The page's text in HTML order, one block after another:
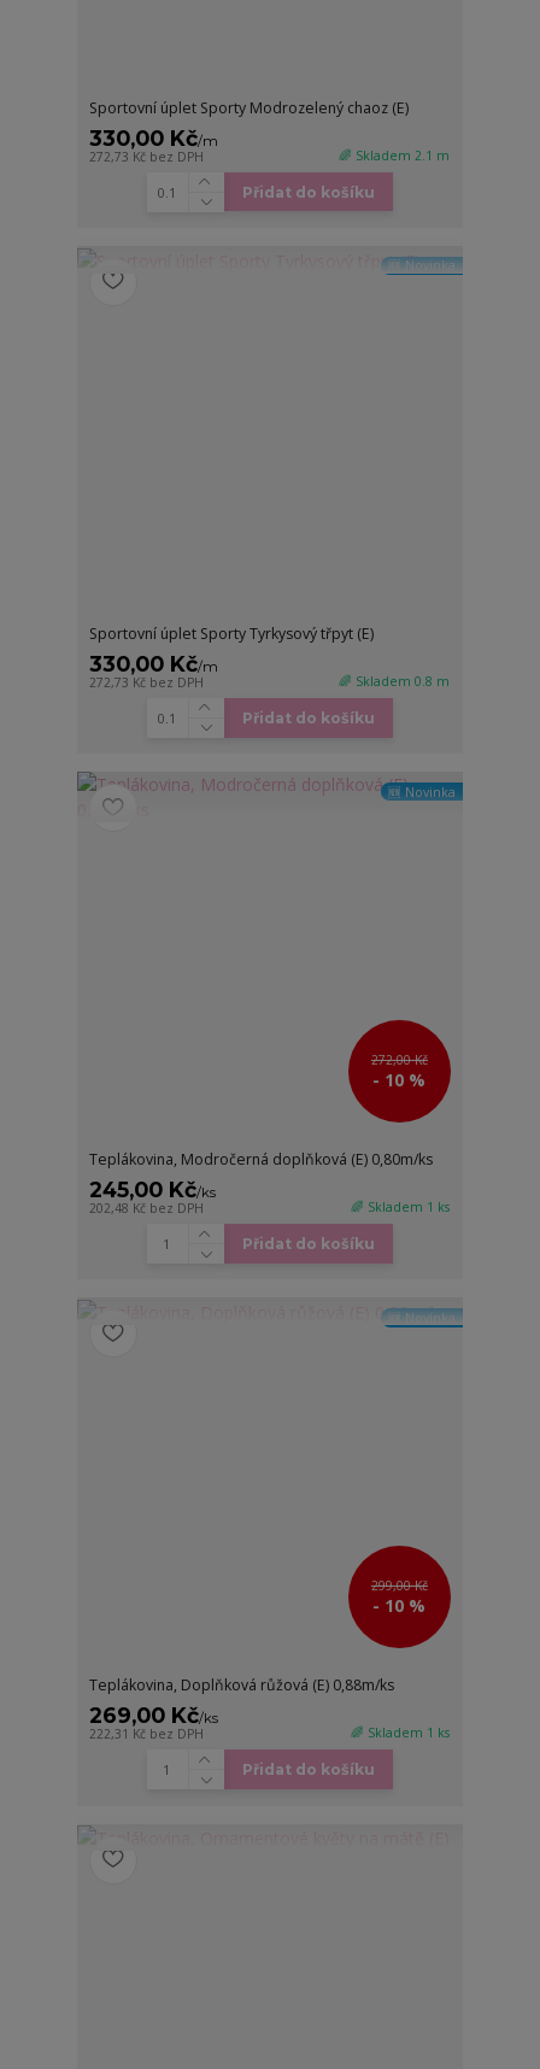
Sportovní úplet Sporty Modrozelený chaoz (E)
330,00 Kč/m
272,73 Kč bez DPH 🌈 Skladem 2.1 m
Přidat do košíku
🆕 Novinka
Sportovní úplet Sporty Tyrkysový třpyt (E)
330,00 Kč/m
272,73 Kč bez DPH 🌈 Skladem 0.8 m
Přidat do košíku
🆕 Novinka
272,00 Kč
- 10 %
Teplákovina, Modročerná doplňková (E) 0,80m/ks
245,00 Kč/ks
202,48 Kč bez DPH 🌈 Skladem 1 ks
Přidat do košíku
🆕 Novinka
299,00 Kč
- 10 %
Teplákovina, Doplňková růžová (E) 0,88m/ks
269,00 Kč/ks
222,31 Kč bez DPH 🌈 Skladem 1 ks
Přidat do košíku